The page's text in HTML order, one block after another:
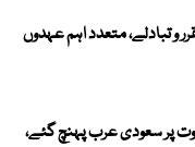
و تبادلے، متعدد اہم عہدوں
پر سعودی عرب پہنچ گئے،